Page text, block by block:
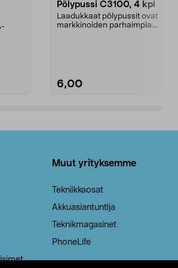
Pölypussi C3100, 4 kpl
Laadukkaat pölypussit ovat
markkinoiden parhaimpia.
6,00
Muut yrityksemme
Tekniikkaosat
Akkuasiantuntija
Teknikmagasinet
PhoneLife